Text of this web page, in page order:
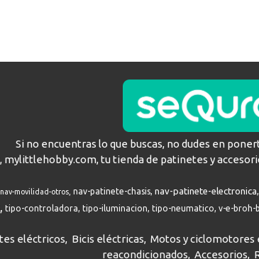
Si no encuentras lo que buscas, no dudes en
tu tienda de patinetes y
nav-movilidad-otros nav-patinete-chasis nav-patinete-electronica
tipo-controladora tipo-iluminacion tipo-neumatico v-e-broh-
eléctricos Bicis eléctricas Motos y ciclomotores
reacondicionados Accesorios